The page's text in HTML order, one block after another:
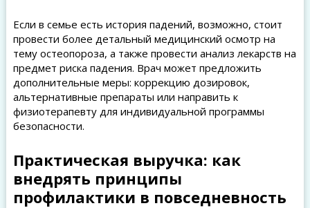
Если в семье есть история падений, возможно, стоит
провести более детальный медицинский осмотр на
тему остеопороза, а также провести анализ лекарств на
предмет риска падения. Врач может предложить
дополнительные меры: коррекцию дозировок,
альтернативные препараты или направить к
физиотерапевту для индивидуальной программы
безопасности.
Практическая выручка: как
внедрять принципы
профилактики в повседневность